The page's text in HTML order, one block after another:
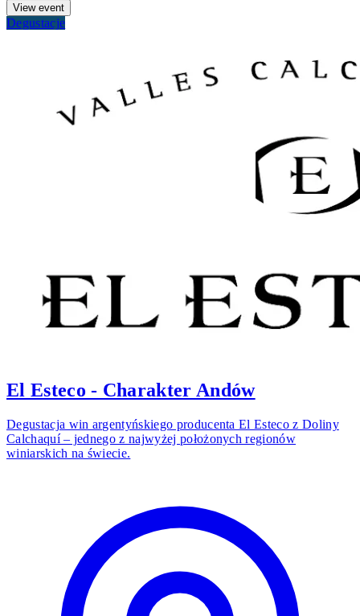
View event
Degustacje
El Esteco - Charakter Andów
Degustacja win argentyńskiego producenta El Esteco z Doliny
Calchaquí – jednego z najwyżej położonych regionów
winiarskich na świecie.